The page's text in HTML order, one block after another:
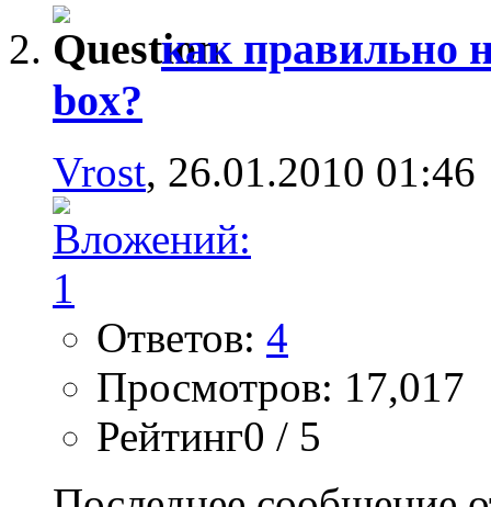
как правильно
box?
Vrost, 26.01.2010 01:46
Ответов: 4
Просмотров: 17,017
Рейтинг0 / 5